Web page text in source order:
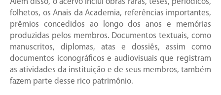
Além disso, o acervo inclui obras raras, teses, periódicos,
folhetos, os Anais da Academia, referências importantes,
prêmios concedidos ao longo dos anos e memórias
produzidas pelos membros. Documentos textuais, como
manuscritos, diplomas, atas e dossiês, assim como
documentos iconográficos e audiovisuais que registram
as atividades da instituição e de seus membros, também
fazem parte desse rico patrimônio.